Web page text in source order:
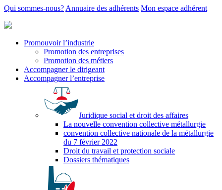
Qui sommes-nous? Annuaire des adhérents Mon espace adhérent
Promouvoir l’industrie
Promotion des entreprises
Promotion des métiers
Accompagner le dirigeant
Accompagner l’entreprise
Juridique social et droit des affaires
La nouvelle convention collective métallurgie
convention collective nationale de la métallurgie
du 7 février 2022
Droit du travail et protection sociale
Dossiers thématiques